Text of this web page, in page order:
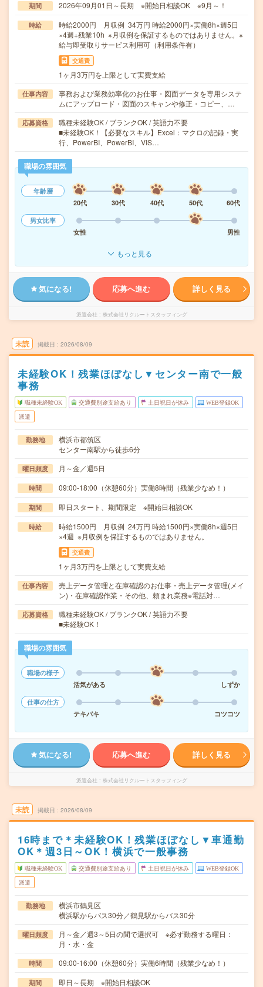
期間 2026年09月01日～長期 ※開始日相談OK ※9月～！
時給
時給2000円 月収例 34万円 時給2000円×実働8h×週5日
×4週+残業10h ※月収例を保証するものではありません。※
給与即受取りサービス利用可（利用条件有）
交通費
1ヶ月3万円を上限として実費支給
仕事内容
事務および業務効率化のお仕事・図面データを専用システ
ムにアップロード・図面のスキャンや修正・コピー、…
応募資格
職種未経験OK / ブランクOK / 英語力不要
■未経験OK！【必要なスキル】Excel：マクロの記録・実
行、PowerBI、PowerBI、VIS…
職場の雰囲気
年齢層
20代
30代 40代 50代
60代
男女比率
女性
男性
もっと見る
気になる! 応募へ進む 詳しく見る
派遣会社 株式会社リクルートスタッフィング
未読 掲載日 2026/08/09
未経験OK！残業ほぼなし▼センター南で一般
事務
職種未経験OK 交通費別途支給あり 土日祝日が休み WEB登録OK
派遣
勤務地
横浜市都筑区
センター南駅から徒歩6分
曜日頻度 月～金／週5日
時間 09:00-18:00（休憩60分）実働8時間（残業少なめ！）
期間 即日スタート、期間限定 ※開始日相談OK
時給
時給1500円 月収例 24万円 時給1500円×実働8h×週5日
×4週 ※月収例を保証するものではありません。
交通費
1ヶ月3万円を上限として実費支給
仕事内容
売上データ管理と在庫確認のお仕事・売上データ管理(メイ
ン)・在庫確認作業・その他、頼まれ業務※電話対…
応募資格
職種未経験OK / ブランクOK / 英語力不要
■未経験OK！
職場の雰囲気
職場の様子
活気がある
しずか
仕事の仕方
テキパキ
コツコツ
気になる! 応募へ進む 詳しく見る
派遣会社 株式会社リクルートスタッフィング
未読 掲載日 2026/08/09
16時まで＊未経験OK！残業ほぼなし▼車通勤
OK＊週3日～OK！横浜で一般事務
職種未経験OK 交通費別途支給あり 土日祝日が休み WEB登録OK
派遣
勤務地
横浜市鶴見区
横浜駅からバス30分／鶴見駅からバス30分
曜日頻度
月～金／週3～5日の間で選択可 ※必ず勤務する曜日：
月・水・金
時間 09:00-16:00（休憩60分）実働6時間（残業少なめ！）
期間 即日～長期 ※開始日相談OK